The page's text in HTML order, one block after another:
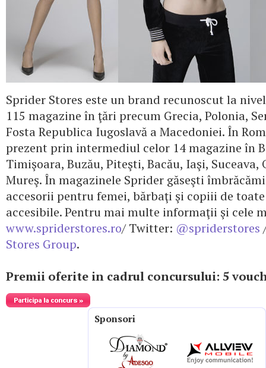
Sprider Stores este un brand recunoscut la
115 magazine în ţări precum Grecia, Polonia,
Fosta Republica Iugoslavă a Macedoniei. În
prezent prin intermediul celor 14 magazine în
Timişoara, Buzău, Piteşti, Bacău, Iaşi, Suceava,
Mureş. În magazinele Sprider găseşti
accesorii pentru femei, bărbaţi şi copiii de
accesibile. Pentru mai multe informaţii şi cele
www.spriderstores.ro/ Twitter: @spriderstores
Stores Group.
Premii oferite in cadrul concursului: 5
Sponsori